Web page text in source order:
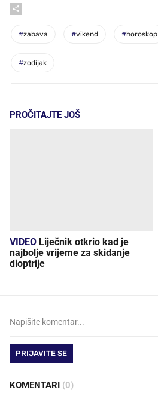
#zabava #vikend #horoskop
#zodijak
PROČITAJTE JOŠ
VIDEO
najbolje vrijeme za skidanje
dioptrije
PRIJAVITE SE
KOMENTARI (0)